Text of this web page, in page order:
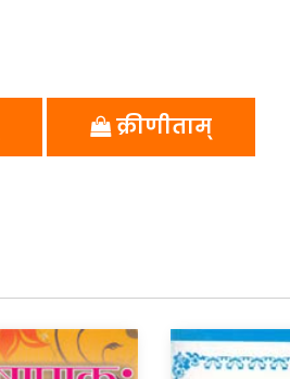
क्रीणीताम्